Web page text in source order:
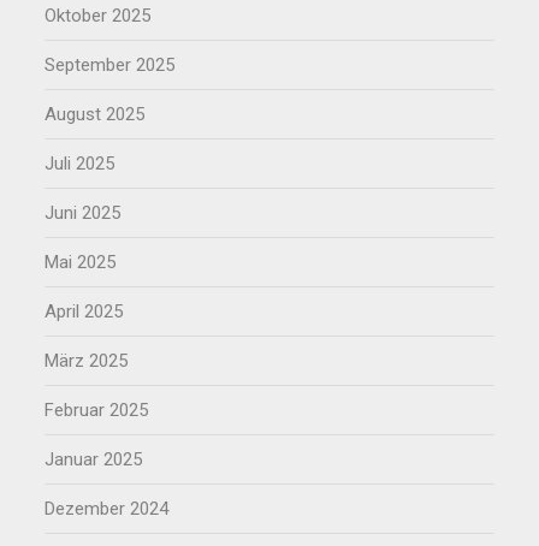
Oktober 2025
September 2025
August 2025
Juli 2025
Juni 2025
Mai 2025
April 2025
März 2025
Februar 2025
Januar 2025
Dezember 2024